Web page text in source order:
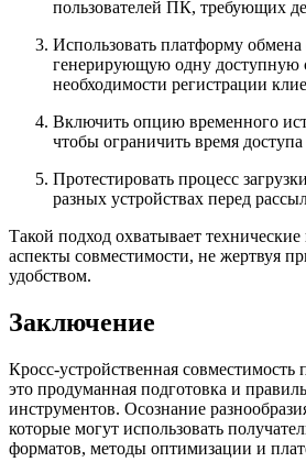
пользователей ПК, требующих
Использовать платформу
генерирующую одну доступную
необходимости регистрации
Включить опцию временного
чтобы ограничить время
Протестировать процесс
разных устройствах перед
Такой подход охватывает
аспекты совместимости, не жертвуя
удобством.
Заключение
Кросс-устройственная
это продуманная подготовка и
инструментов. Осознание
которые могут использовать
форматов, методы оптимизации и